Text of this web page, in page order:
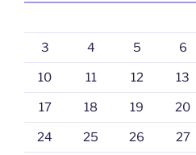
3 4 5 6
10 11 12 13
17 18 19 20
24 25 26 27